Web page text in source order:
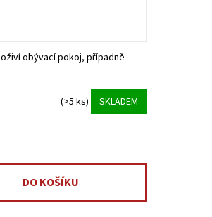
obývací pokoj, případně
(>5 ks) SKLADEM